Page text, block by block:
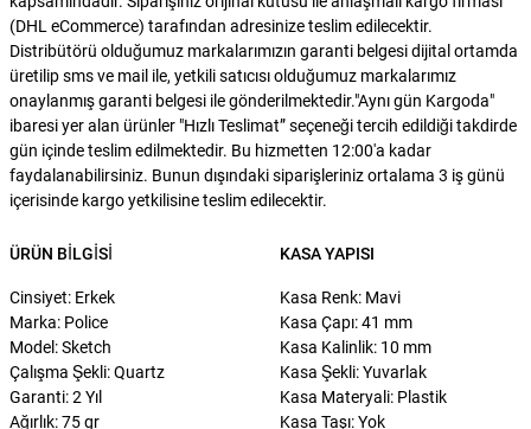
(DHL eCommerce) tarafından adresinize teslim edilecektir.
Distribütörü olduğumuz markalarımızın garanti belgesi dijital ortamda
üretilip sms ve mail ile, yetkili satıcısı olduğumuz markalarımız
onaylanmış garanti belgesi ile gönderilmektedir."Aynı gün Kargoda"
ibaresi yer alan ürünler "Hızlı Teslimat” seçeneği tercih edildiği takdirde
gün içinde teslim edilmektedir. Bu hizmetten 12:00'a kadar
faydalanabilirsiniz. Bunun dışındaki siparişleriniz ortalama 3 iş günü
içerisinde kargo yetkilisine teslim edilecektir.
ÜRÜN BILGISI
Cinsiyet: Erkek
Marka: Police
Model: Sketch
Çalışma Şekli: Quartz
Garanti: 2 Yıl
Ağırlık: 75 gr
KASA YAPISI
Kasa Renk: Mavi
Kasa Çapı: 41 mm
Kasa Kalinlik: 10 mm
Kasa Şekli: Yuvarlak
Kasa Materyali: Plastik
Kasa Taşı: Yok